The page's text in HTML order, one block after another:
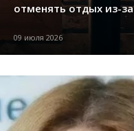
отменять отдых из-
09 июля 2026